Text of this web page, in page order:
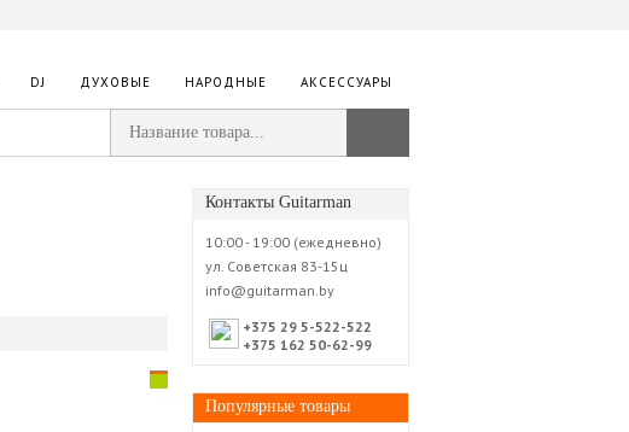
DJ ДУХОВЫЕ НАРОДНЫЕ АКСЕССУАРЫ
Контакты Guitarman
10:00 - 19:00 (ежедневно)
ул. Советская 83-15ц
info@guitarman.by
+375 29 5-522-522
+375 162 50-62-99
Популярные товары